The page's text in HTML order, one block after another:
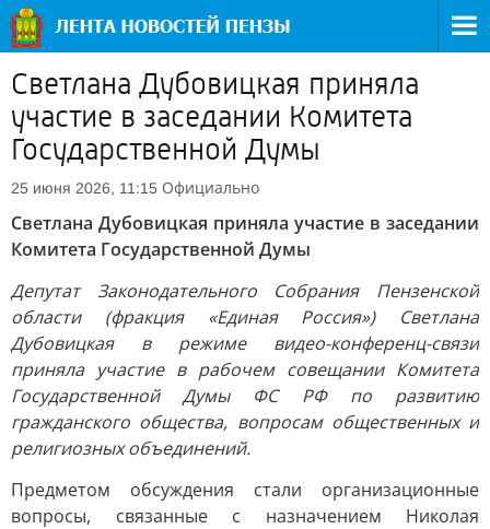
Светлана Дубовицкая приняла
участие в заседании Комитета
Государственной Думы
25 июня 2026, 11:15 Официально
Светлана Дубовицкая приняла участие в заседании
Комитета Государственной Думы
Депутат Законодательного Собрания Пензенской
области (фракция «Единая Россия») Светлана
Дубовицкая в режиме видео-конференц-связи
приняла участие в рабочем совещании Комитета
Государственной Думы ФС РФ по развитию
гражданского общества, вопросам общественных и
религиозных объединений.
Предметом обсуждения стали организационные
вопросы, связанные с назначением Николая